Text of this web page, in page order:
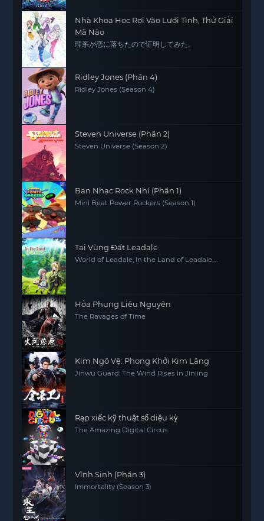
Nhà Khoa Học Rơi Vào Lưới Tình, Thử Giải
Mã Nào
理系が恋に落ちたので证明してみた。
Ridley Jones (Phần 4)
Ridley Jones (Season 4)
Steven Universe (Phần 2)
Steven Universe (Season 2)
Ban Nhạc Rock Nhí (Phần 1)
Mini Beat Power Rockers (Season 1)
Tại Vùng Đất Leadale
World of Leadale, In the Land of Leadale,
Hỏa Phụng Liêu Nguyên
The Ravages of Time
Kim Ngô Vệ: Phong Khởi Kim Lăng
Jinwu Guard: The Wind Rises in Jinling
Rạp xiếc kỹ thuật số diệu kỳ
The Amazing Digital Circus
Vĩnh Sinh (Phần 3)
Immortality (Season 3)